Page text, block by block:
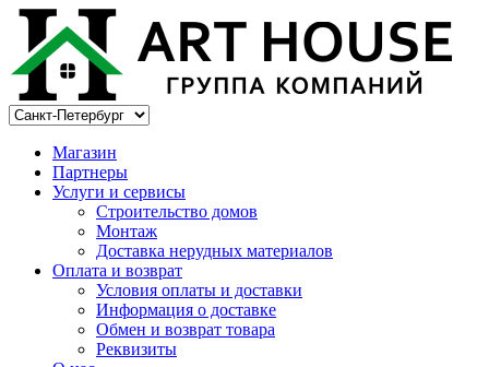
Магазин
Партнеры
Услуги и сервисы
Строительство домов
Монтаж
Доставка нерудных материалов
Оплата и возврат
Условия оплаты и доставки
Информация о доставке
Обмен и возврат товара
Реквизиты